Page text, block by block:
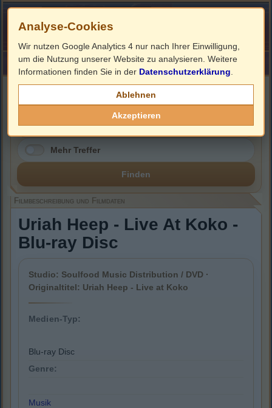
HOME ImpressumLinks
Filmbeschreibung, Cover & Blu-ray Infos
Mehr Treffer
Finden
Filmbeschreibung und Filmdaten
Uriah Heep - Live At Koko -
Blu-ray Disc
Studio: Soulfood Music Distribution / DVD ·
Originaltitel: Uriah Heep - Live at Koko
Medien-Typ:
Blu-ray Disc
Genre:
Musik
Analyse-Cookies
Wir nutzen Google Analytics 4 nur nach Ihrer Einwilligung,
um die Nutzung unserer Website zu analysieren. Weitere
Informationen finden Sie in der Datenschutzerklärung
Ablehnen
Akzeptieren